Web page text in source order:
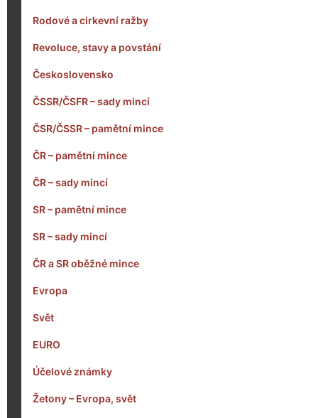
Rodové a cirkevní ražby
Revoluce, stavy a povstání
Československo
ČSSR/ČSFR – sady mincí
ČSR/ČSSR – pamětní mince
ČR – pamětní mince
ČR – sady mincí
SR – pamětní mince
SR – sady mincí
ČR a SR oběžné mince
Evropa
Svět
EURO
Účelové známky
Žetony – Evropa, svět